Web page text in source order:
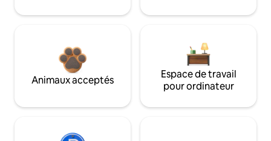
Animaux acceptés
Espace de travail
pour ordinateur